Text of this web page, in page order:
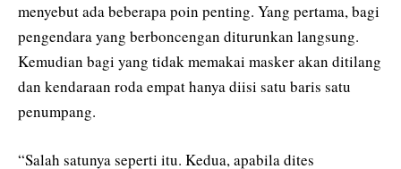
menyebut ada beberapa poin penting. Yang pertama, bagi
pengendara yang berboncengan diturunkan langsung.
Kemudian bagi yang tidak memakai masker akan ditilang
dan kendaraan roda empat hanya diisi satu baris satu
penumpang.
“Salah satunya seperti itu. Kedua, apabila dites